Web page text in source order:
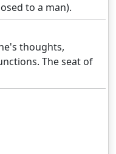
to a man).
thoughts,
The seat of